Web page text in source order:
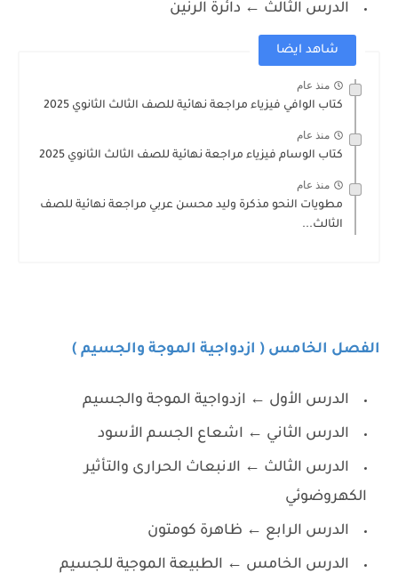
الدرس الثالث ← دائرة الرنين
شاهد ايضا
منذ عام
كتاب الوافي فيزياء مراجعة نهائية للصف الثالث الثانوي 2025
منذ عام
كتاب الوسام فيزياء مراجعة نهائية للصف الثالث الثانوي 2025
منذ عام
مطويات النحو مذكرة وليد محسن عربي مراجعة نهائية للصف
الثالث...
الفصل الخامس ( ازدواجية الموجة والجسيم )
الدرس الأول ← ازدواجية الموجة والجسيم
الدرس الثاني ← اشعاع الجسم الأسود
الدرس الثالث ← الانبعاث الحرارى والتأثير
الكهروضوئي
الدرس الرابع ← ظاهرة كومتون
الدرس الخامس ← الطبيعة الموجية للجسيم